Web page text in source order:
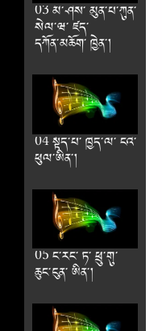
03 མི༌ཤེས༌ མུན༌པ༌ཀུན༌
སེལ༌ཝ༌ ཛད༌
དཀོན༌མཆོག༌ ཁྱེན༌།
04 སྟོད༌པ༌ ཁྱེད༌ལ༌ ངའེ༌
ཕུལ༌ཨིན༌།
05 ང༌རང༌ ཏ༌ ཕྲུ༌གུ༌
ཆུང༌ངུན༌ ཨིན༌།